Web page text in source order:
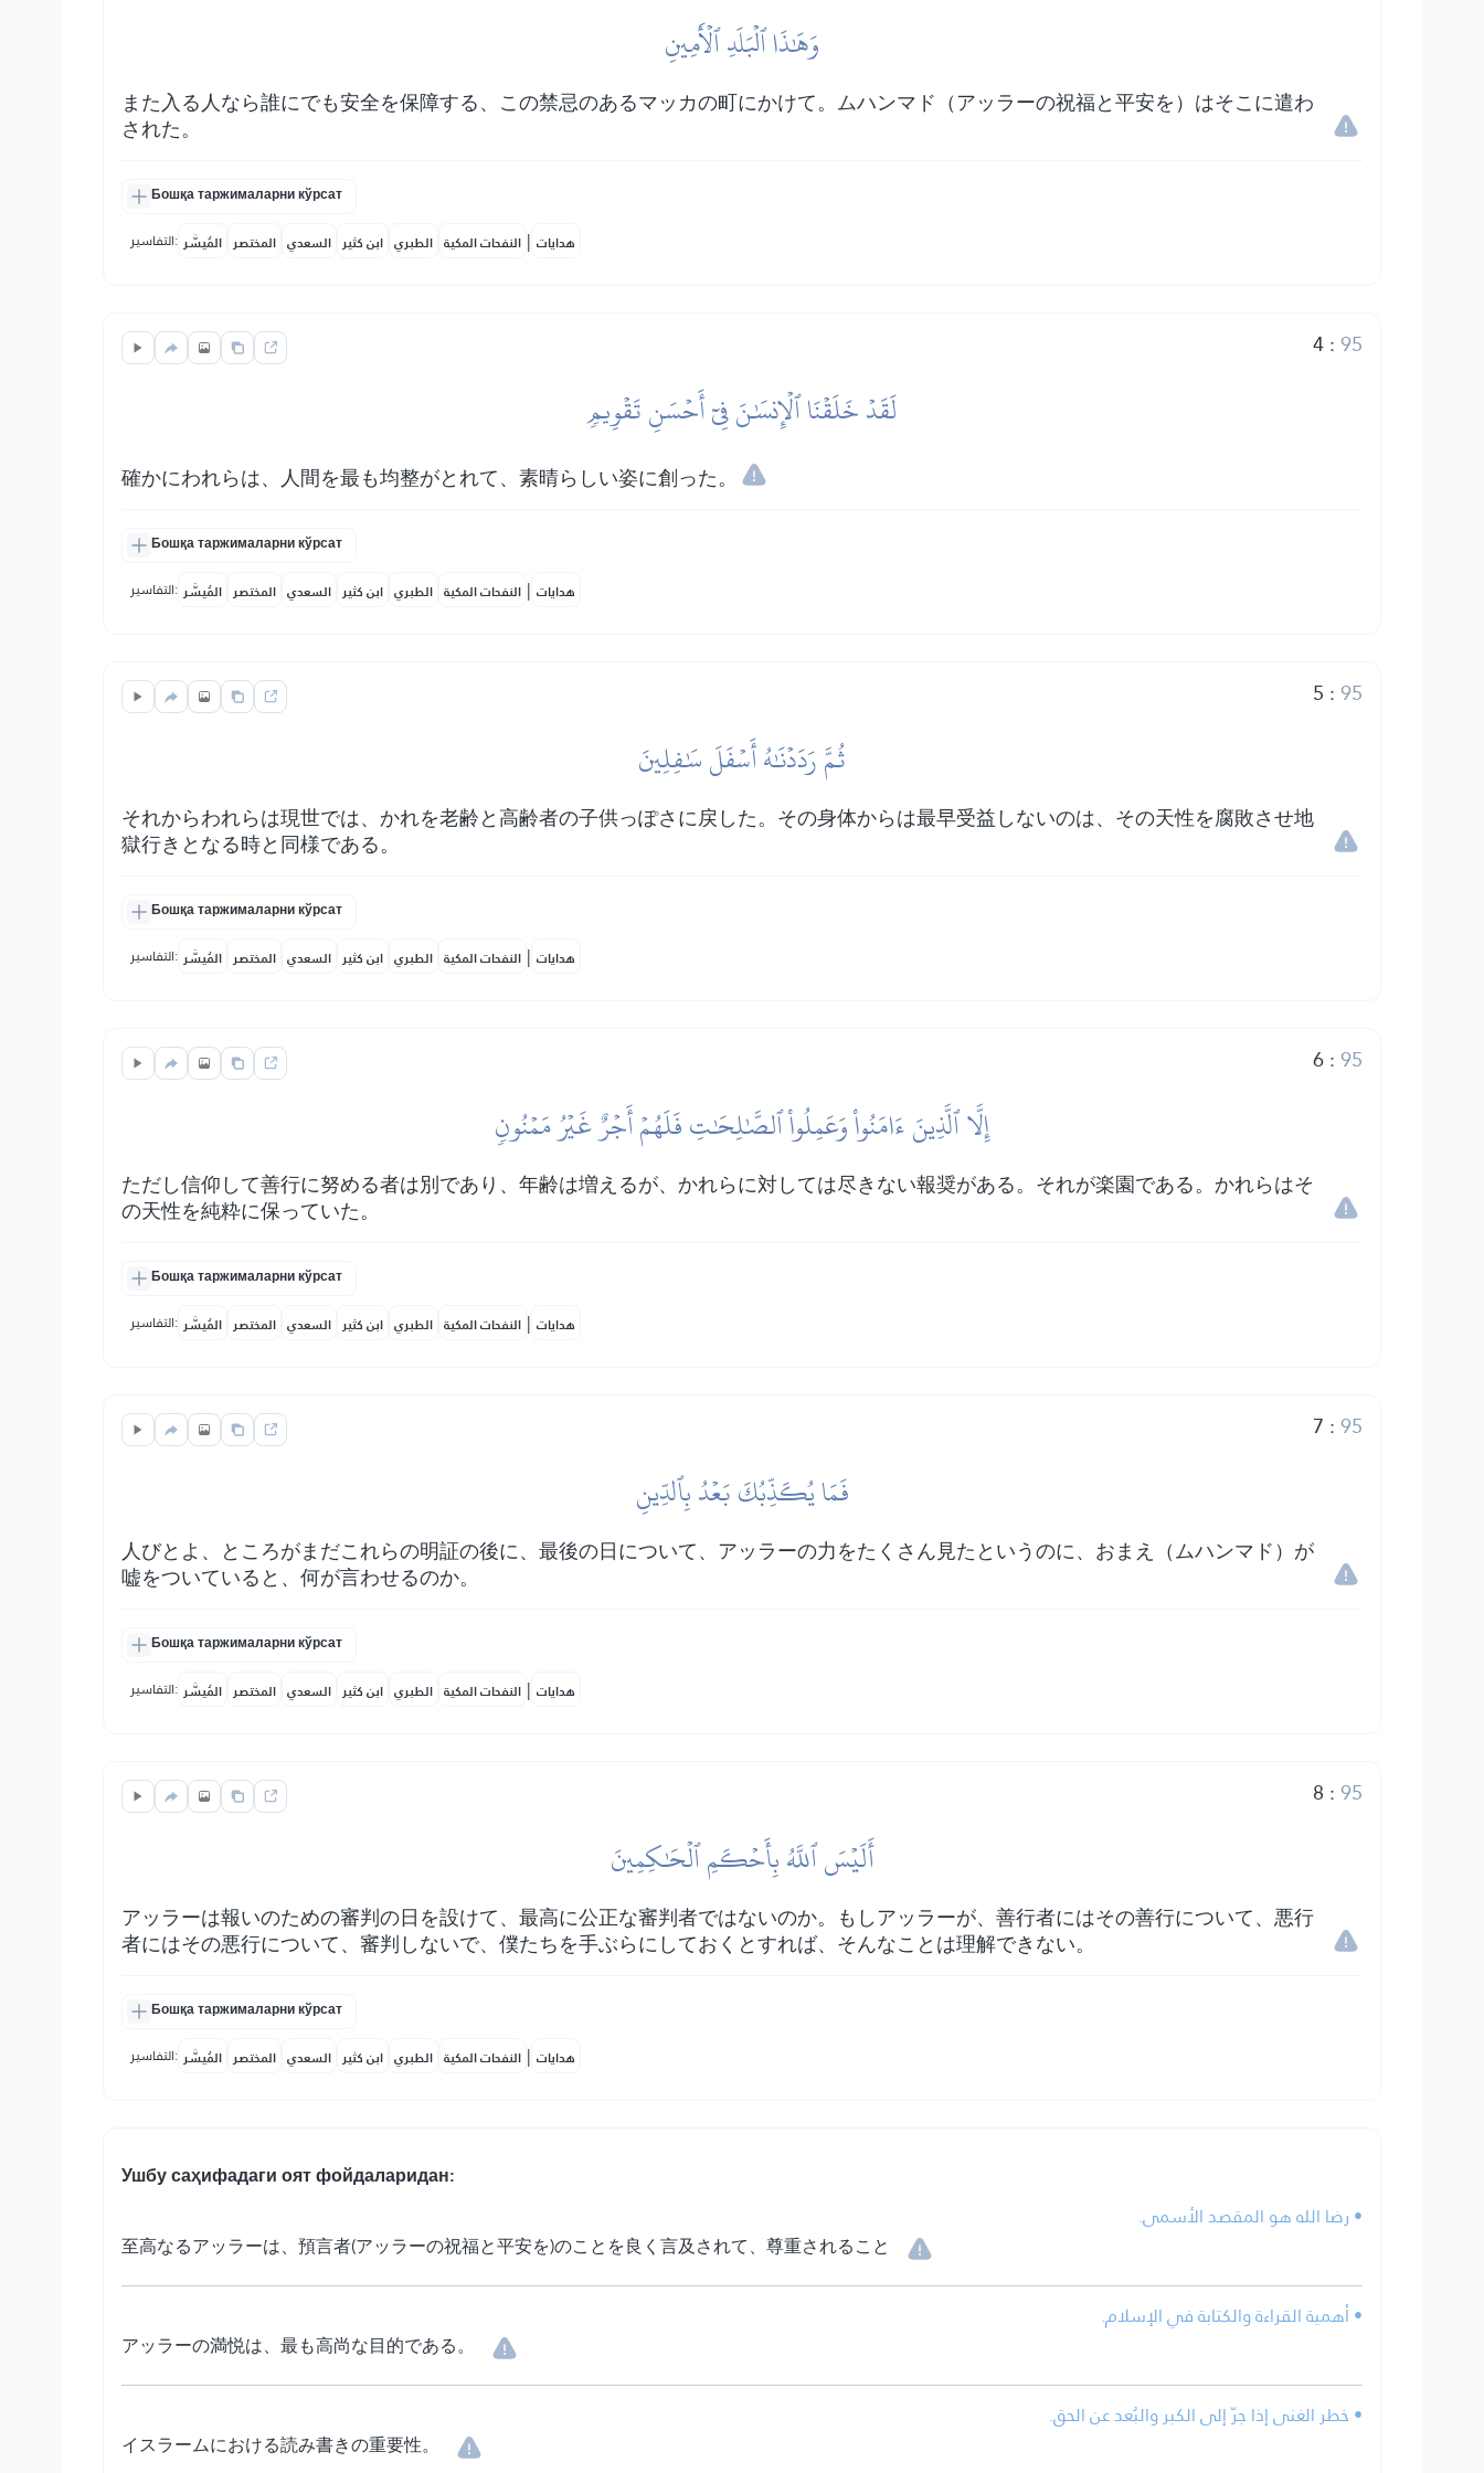
وَهَٰذَا ٱلۡبَلَدِ ٱلۡأَمِينِ
また入る人なら誰にでも安全を保障する、この禁忌のあるマッカの町にかけて。ムハンマド（アッラーの祝福と平安を）はそこに遣わ
された。
Бошқа таржималарни кўрсат
التفاسير: المُيسَّر المختصر السعدي ابن كثير الطبري النفحات المكية | هدايات
4:95
لَقَدۡ خَلَقۡنَا ٱلۡإِنسَٰنَ فِيٓ أَحۡسَنِ تَقۡوِيمٖ
確かにわれらは、人間を最も均整がとれて、素晴らしい姿に創った。
Бошқа таржималарни кўрсат
التفاسير: المُيسَّر المختصر السعدي ابن كثير الطبري النفحات المكية | هدايات
5 :95
ثُمَّ رَدَدۡنَٰهُ أَسۡفَلَ سَٰفِلِينَ
それからわれらは現世では、かれを老齢と高齢者の子供っぽさに戻した。その身体からは最早受益しないのは、その天性を腐敗させ地
獄行きとなる時と同様である。
Бошқа таржималарни кўрсат
التفاسير: المُيسَّر المختصر السعدي ابن كثير الطبري النفحات المكية | هدايات
6:95
إِلَّا ٱلَّذِينَ ءَامَنُواْ وَعَمِلُواْ ٱلصَّٰلِحَٰتِ فَلَهُمۡ أَجۡرٌ غَيۡرُ مَمۡنُونٖ
ただし信仰して善行に努める者は別であり、年齢は増えるが、かれらに対しては尽きない報奨がある。それが楽園である。かれらはそ
の天性を純粋に保っていた。
Бошқа таржималарни кўрсат
التفاسير: المُيسَّر المختصر السعدي ابن كثير الطبري النفحات المكية | هدايات
7 :95
فَمَا يُكَذِّبُكَ بَعۡدُ بِٱلدِّينِ
人びとよ、ところがまだこれらの明証の後に、最後の日について、アッラーの力をたくさん見たというのに、おまえ（ムハンマド）が
嘘をついていると、何が言わせるのか。
Бошқа таржималарни кўрсат
التفاسير: المُيسَّر المختصر السعدي ابن كثير الطبري النفحات المكية | هدايات
8 :95
أَلَيۡسَ ٱللَّهُ بِأَحۡكَمِ ٱلۡحَٰكِمِينَ
アッラーは報いのための審判の日を設けて、最高に公正な審判者ではないのか。もしアッラーが、善行者にはその善行について、悪行
者にはその悪行について、審判しないで、僕たちを手ぶらにしておくとすれば、そんなことは理解できない。
Бошқа таржималарни кўрсат
التفاسير: المُيسَّر المختصر السعدي ابن كثير الطبري النفحات المكية | هدايات
Ушбу саҳифадаги оят фойдаларидан:
• رضا الله هو المقصد الأسمى.
至高なるアッラーは、預言者(アッラーの祝福と平安を)のことを良く言及されて、尊重されること
• أهمية القراءة والكتابة في الإسلام.
アッラーの満悦は、最も高尚な目的である。
• خطر الغنى إذا جرّ إلى الكبر والبُعد عن الحق.
イスラームにおける読み書きの重要性。